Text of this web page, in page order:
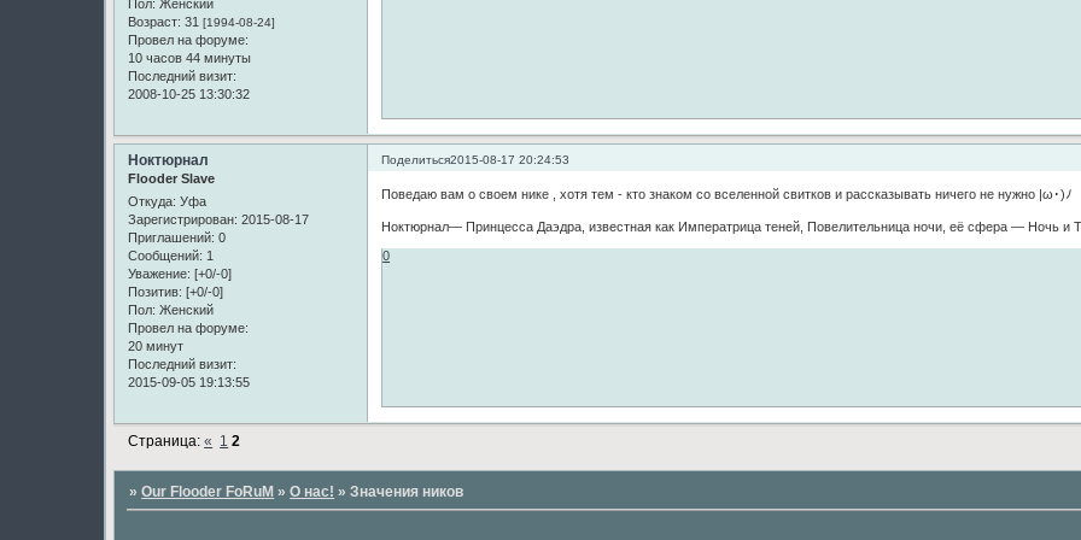
Пол: Женский
Возраст: 31[1994-08-24]
Провел на форуме:
10 часов 44 минуты
Последний визит:
2008-10-25 13:30:32
Поделиться2015-08-17 20:24:53
Ноктюрнал
Flooder Slave
Откуда: Уфа
Зарегистрирован: 2015-08-17
Приглашений: 0
Сообщений: 1
Уважение: [+0/-0]
Позитив: [+0/-0]
Пол: Женский
Провел на форуме:
20 минут
Последний визит:
2015-09-05 19:13:55
Поведаю вам о своем нике , хотя тем - кто знаком со вселенной свитков и рассказывать ничего не нужно |ω･)ﾉ
Ноктюрнал— Принцесса Даэдра, известная как Императрица теней, Повелительница ночи, её сфера — Ночь и
0
Страница:« 1 2
»Our Flooder FoRuM »О нас! »Значения ников